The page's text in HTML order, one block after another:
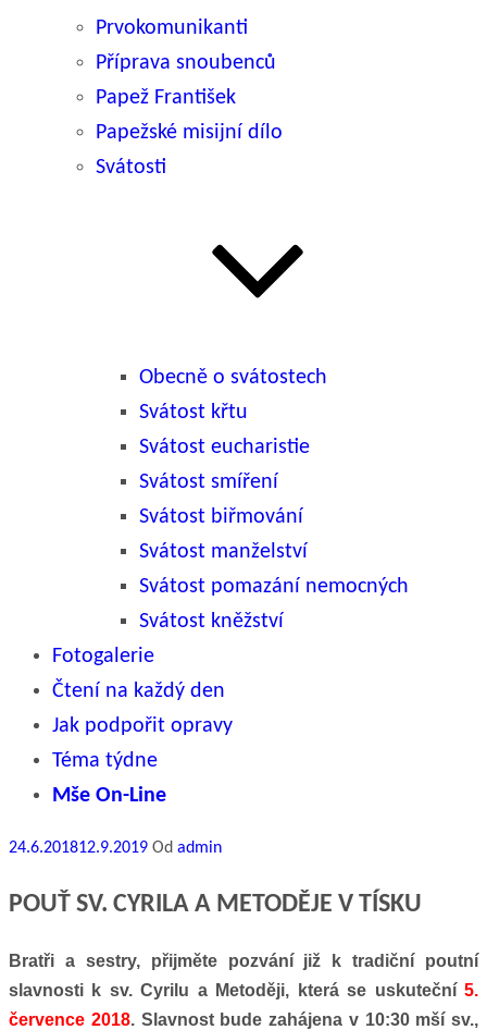
Prvokomunikanti
Příprava snoubenců
Papež František
Papežské misijní dílo
Svátosti
Obecně o svátostech
Svátost křtu
Svátost eucharistie
Svátost smíření
Svátost biřmování
Svátost manželství
Svátost pomazání nemocných
Svátost kněžství
Fotogalerie
Čtení na každý den
Jak podpořit opravy
Téma týdne
Mše On-Line
Publikováno
24.6.201812.9.2019 Od admin
POUŤ SV. CYRILA A METODĚJE V TÍSKU
Bratři a sestry, přijměte pozvání již k tradiční poutní
slavnosti k sv. Cyrilu a Metoději, která se uskuteční 5.
července 2018. Slavnost bude zahájena v 10:30 mší sv.,